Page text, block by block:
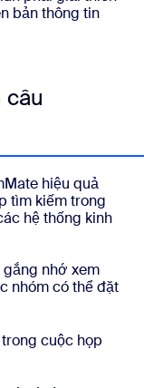
bản thông tin
hiệu quả
tìm kiếm trong
hệ thống kinh
gắng nhớ xem
nhóm có thể đặt
cuộc họp